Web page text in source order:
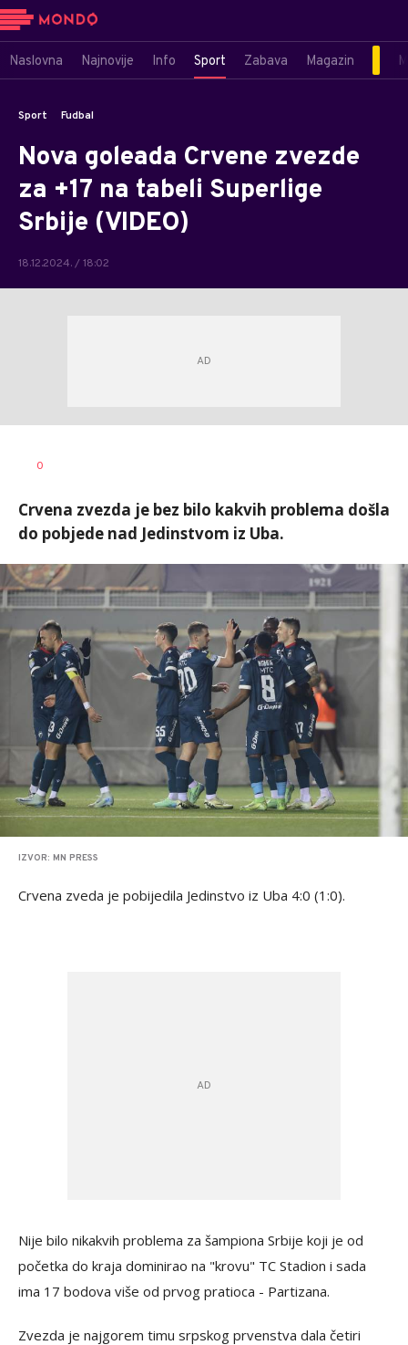
Naslovna Najnovije Info Sport Zabava Magazin
Sport Fudbal
Nova goleada Crvene zvezde
za +17 na tabeli Superlige
Srbije (VIDEO)
18.12.2024. / 18:02
AUTOR
0
Crvena zvezda je bez bilo kakvih problema došla
do pobjede nad Jedinstvom iz Uba.
IZVOR: MN PRESS
Crvena zveda je pobijedila Jedinstvo iz Uba 4:0 (1:0).
Nije bilo nikakvih problema za šampiona Srbije koji je od
početka do kraja dominirao na "krovu" TC Stadion i sada
ima 17 bodova više od prvog pratioca - Partizana.
Zvezda je najgorem timu srpskog prvenstva dala četiri